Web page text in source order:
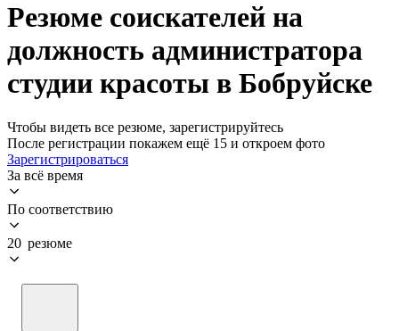
Резюме соискателей на
должность администратора
студии красоты в Бобруйске
Чтобы видеть все резюме, зарегистрируйтесь
После регистрации покажем ещё 15 и откроем фото
Зарегистрироваться
За всё время
По соответствию
20 резюме